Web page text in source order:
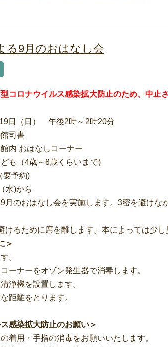
る9月のおはなし会
コロナウイルス感染拡大防止のため、中止
日（日） 午後2時～2時20分
司書
内 おはなしコーナー
も（4歳～8歳くらいまで)
予約)
水)から
のおはなし会を実施します。3密を避けな
に席を離します。本によっては少し見
＞
。
ーナーをオゾン発生器で消毒します。
浄機を設置します。
距離をとります。
感染拡大防止のお願い＞
着用・手指の消毒をお願いいたします。